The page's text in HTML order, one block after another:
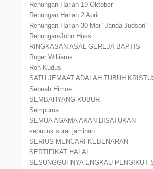
Renungan Harian 19 Oktober
Renungan Harian 2 April
Renungan Harian 30 Mei-"Janda Judson"
Renungan-John Huss
RINGKASAN ASAL GEREJA BAPTIS
Roger Williams
Roh Kudus
SATU JEMAAT ADALAH TUBUH
Sebuah Himne
SEMBAHYANG KUBUR
Sempurna
SEMUA AGAMA AKAN DISATUKAN
sepucuk surat jaminan
SERIUS MENCARI KEBENARAN
SERTIFIKAT HALAL
SESUNGGUHNYA ENGKAU PENGIKUT